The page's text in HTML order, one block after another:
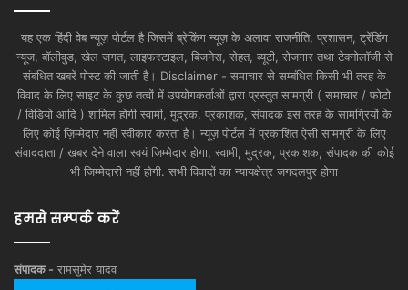
यह एक हिंदी वेब न्यूज़ पोर्टल है जिसमें ब्रेकिंग न्यूज़ के अलावा राजनीति, प्रशासन, ट्रेंडिंग
न्यूज, बॉलीवुड, खेल जगत, लाइफस्टाइल, बिजनेस, सेहत, ब्यूटी, रोजगार तथा टेक्नोलॉजी से
संबंधित खबरें पोस्ट की जाती है। Disclaimer - समाचार से सम्बंधित किसी भी तरह के
विवाद के लिए साइट के कुछ तत्वों में उपयोगकर्ताओं द्वारा प्रस्तुत सामग्री ( समाचार / फोटो
/ विडियो आदि ) शामिल होगी स्वामी, मुद्रक, प्रकाशक, संपादक इस तरह के सामग्रियों के
लिए कोई ज़िम्मेदार नहीं स्वीकार करता है। न्यूज़ पोर्टल में प्रकाशित ऐसी सामग्री के लिए
संवाददाता / खबर देने वाला स्वयं जिम्मेदार होगा, स्वामी, मुद्रक, प्रकाशक, संपादक की कोई
भी जिम्मेदारी नहीं होगी. सभी विवादों का न्यायक्षेत्र जगदलपुर होगा
हमसे सम्पर्क करें
संपादक - रामसुमेर यादव